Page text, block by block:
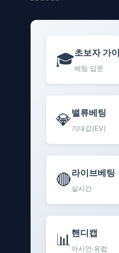
🎓초보자 가
베팅 입문
💎밸류베팅
기대값(EV)
🔴라이브베팅
실시간
📊핸디캡
아시안·유럽